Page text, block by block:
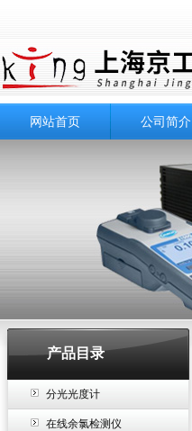
网站首页 公司简介
产品目录
分光光度计
在线余氯检测仪